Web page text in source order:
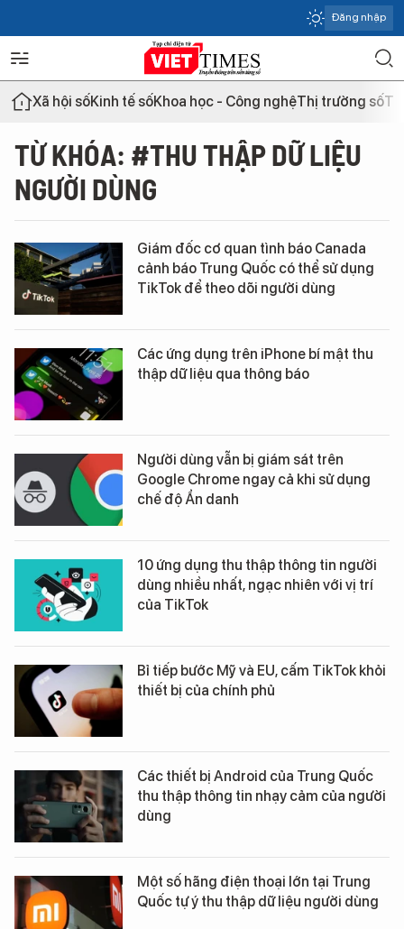
Đăng nhập
Xã hội sốKinh tế sốKhoa học - Công nghệThị trường số
TỪ KHÓA: #THU THẬP DỮ LIỆU
NGƯỜI DÙNG
Giám đốc cơ quan tình báo Canada
cảnh báo Trung Quốc có thể sử dụng
TikTok để theo dõi người dùng
Các ứng dụng trên iPhone bí mật thu
thập dữ liệu qua thông báo
Người dùng vẫn bị giám sát trên
Google Chrome ngay cả khi sử dụng
chế độ Ẩn danh
10 ứng dụng thu thập thông tin người
dùng nhiều nhất, ngạc nhiên với vị trí
của TikTok
Bỉ tiếp bước Mỹ và EU, cấm TikTok khỏi
thiết bị của chính phủ
Các thiết bị Android của Trung Quốc
thu thập thông tin nhạy cảm của người
dùng
Một số hãng điện thoại lớn tại Trung
Quốc tự ý thu thập dữ liệu người dùng